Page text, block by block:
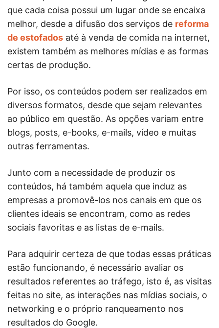
que cada coisa possui um lugar onde se encaixa
melhor, desde a difusão dos serviços de reforma
de estofados até à venda de comida na internet,
existem também as melhores mídias e as formas
certas de produção.
Por isso, os conteúdos podem ser realizados em
diversos formatos, desde que sejam relevantes
ao público em questão. As opções variam entre
blogs, posts, e-books, e-mails, vídeo e muitas
outras ferramentas.
Junto com a necessidade de produzir os
conteúdos, há também aquela que induz as
empresas a promovê-los nos canais em que os
clientes ideais se encontram, como as redes
sociais favoritas e as listas de e-mails.
Para adquirir certeza de que todas essas práticas
estão funcionando, é necessário avaliar os
resultados referentes ao tráfego, isto é, as visitas
feitas no site, as interações nas mídias sociais, o
networking e o próprio ranqueamento nos
resultados do Google.